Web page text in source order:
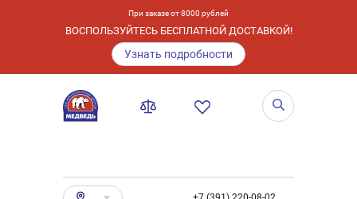
При заказе от 8000 рублей
ВОСПОЛЬЗУЙТЕСЬ БЕСПЛАТНОЙ ДОСТАВКОЙ!
Узнать подробности